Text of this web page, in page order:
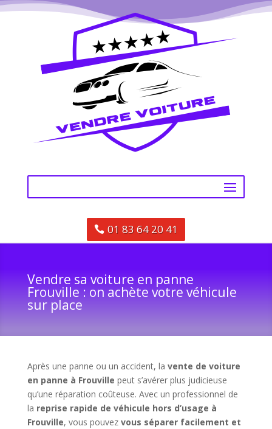
01 83 64 20 41
Vendre sa voiture en panne
Frouville : on achète votre véhicule
sur place
Après une panne ou un accident, la vente de voiture
en panne à Frouville peut s’avérer plus judicieuse
qu’une réparation coûteuse. Avec un professionnel de
la reprise rapide de véhicule hors d’usage à
Frouville, vous pouvez vous séparer facilement et